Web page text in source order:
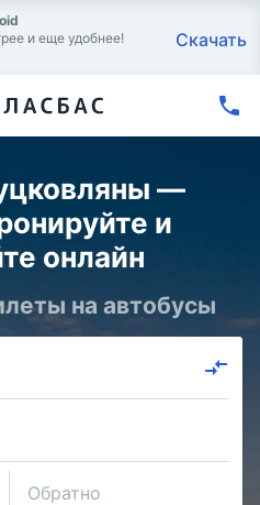
и еще удобнее!
Скачать
—
и
онлайн
на автобусы
Обратно